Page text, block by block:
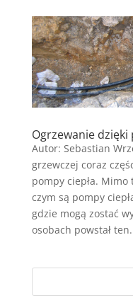
Ogrzewanie dzięki
Autor: Sebastian
grzewczej coraz
pompy ciepła.
czym są pompy
gdzie mogą zostać
osobach powstał